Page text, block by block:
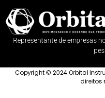
Representante de empresas
Copyright © 2024 Orbital
direitos